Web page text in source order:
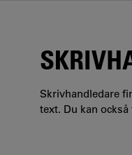
Skrivhandledare
text. Du kan